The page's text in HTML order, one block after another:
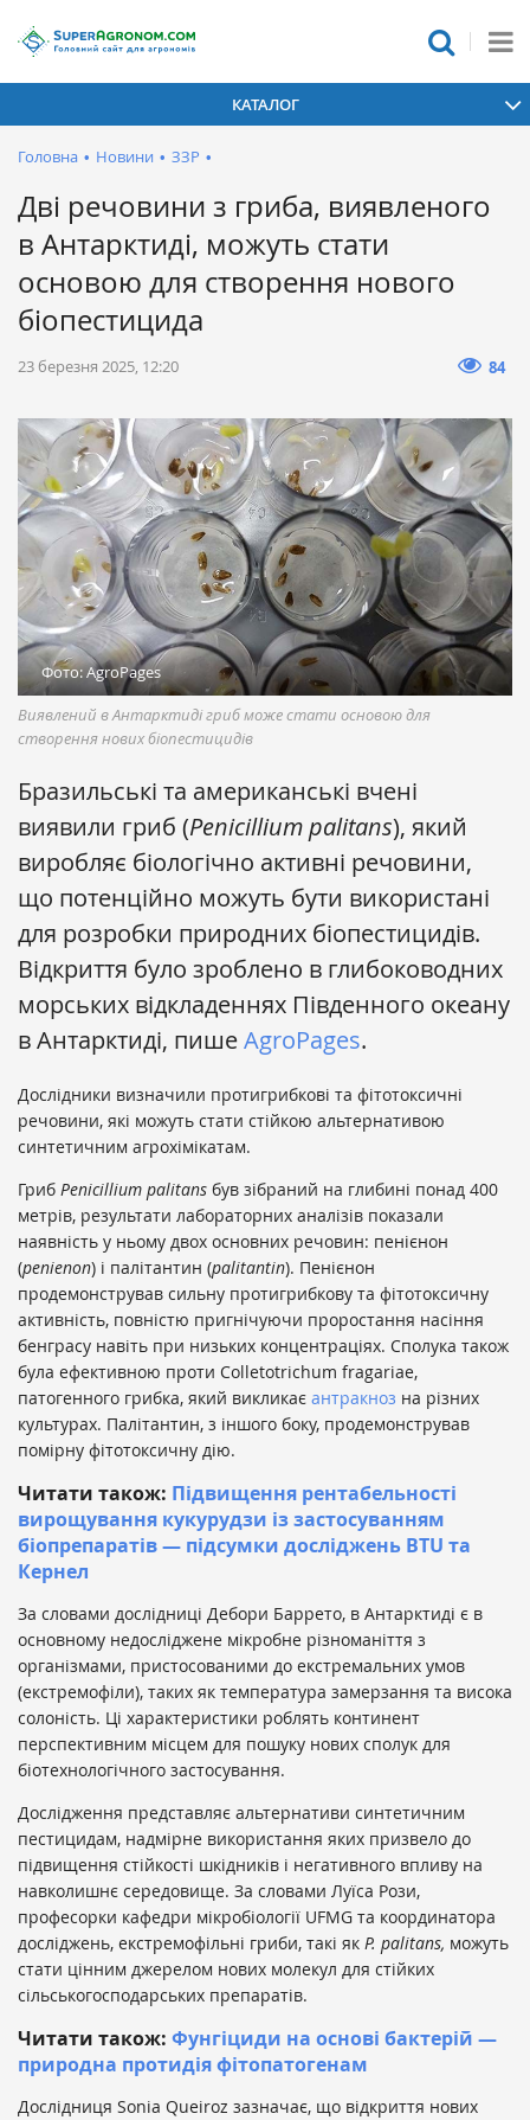
КАТАЛОГ
Головна • Новини • ЗЗР •
Дві речовини з гриба, виявленого
в Антарктиді, можуть стати
основою для створення нового
біопестицида
23 березня 2025, 12:20 84
Фото: AgroPages
Виявлений в Антарктиді гриб може стати основою для
створення нових біопестицидів
Бразильські та американські вчені
виявили гриб (Penicillium palitans), який
виробляє біологічно активні речовини,
що потенційно можуть бути використані
для розробки природних біопестицидів.
Відкриття було зроблено в глибоководних
морських відкладеннях Південного океану
в Антарктиді, пишеAgroPages.
Дослідники визначили протигрибкові та фітотоксичні
речовини, які можуть стати стійкою альтернативою
синтетичним агрохімікатам.
Гриб Penicillium palitans був зібраний на глибині понад 400
метрів, результати лабораторних аналізів показали
наявність у ньому двох основних речовин: пенієнон
(penienon) і палітантин (palitantin). Пенієнон
продемонстрував сильну протигрибкову та фітотоксичну
активність, повністю пригнічуючи проростання насіння
бенграсу навіть при низьких концентраціях. Сполука також
була ефективною проти Colletotrichum fragariae,
патогенного грибка, який викликає антракноз на різних
культурах. Палітантин, з іншого боку, продемонстрував
помірну фітотоксичну дію.
Читати також: Підвищення рентабельності
вирощування кукурудзи із застосуванням
біопрепаратів — підсумки досліджень BTU та
Кернел
За словами дослідниці Дебори Баррето, в Антарктиді є в
основному недосліджене мікробне різноманіття з
організмами, пристосованими до екстремальних умов
(екстремофіли), таких як температура замерзання та висока
солоність. Ці характеристики роблять континент
перспективним місцем для пошуку нових сполук для
біотехнологічного застосування.
Дослідження представляє альтернативи синтетичним
пестицидам, надмірне використання яких призвело до
підвищення стійкості шкідників і негативного впливу на
навколишнє середовище. За словами Луїса Рози,
професорки кафедри мікробіології UFMG та координатора
досліджень, екстремофільні гриби, такі як P. palitans, можуть
стати цінним джерелом нових молекул для стійких
сільськогосподарських препаратів.
Читати також: Фунгіциди на основі бактерій —
природна протидія фітопатогенам
Дослідниця Sonia Queiroz зазначає, що відкриття нових